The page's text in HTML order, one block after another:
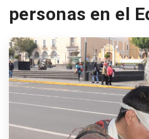
personas en el